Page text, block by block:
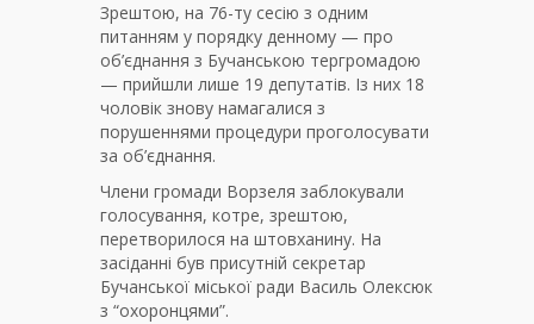
Зрештою, на 76-ту сесію з одним
питанням у порядку денному — про
об’єднання з Бучанською тергромадою
— прийшли лише 19 депутатів. Із них 18
чоловік знову намагалися з
порушеннями процедури проголосувати
за об’єднання.
Члени громади Ворзеля заблокували
голосування, котре, зрештою,
перетворилося на штовханину. На
засіданні був присутній секретар
Бучанської міської ради Василь Олексюк
з “охоронцями”.